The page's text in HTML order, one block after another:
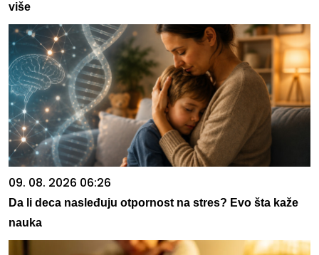
više
09. 08. 2026 06:26
Da li deca nasleđuju otpornost na stres? Evo šta kaže
nauka